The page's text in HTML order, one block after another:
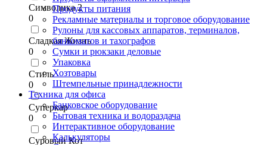
Символика 2
0
Сладкая Жизнь
0
Стиль
0
Суперкар
0
Суровый Кот
Продукты питания
Рекламные материалы и торговое оборудование
Рулоны для кассовых аппаратов, терминалов,
банкоматов и тахографов
Сумки и рюкзаки деловые
Упаковка
Хозтовары
Штемпельные принадлежности
Техника для офиса
Банковское оборудование
Бытовая техника и водораздача
Интерактивное оборудование
Калькуляторы